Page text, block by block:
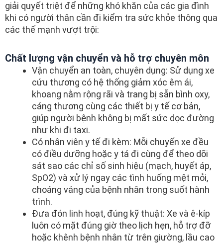
giải quyết triệt để những khó khăn của các gia đình
khi có người thân cần đi kiểm tra sức khỏe thông qua
các thế mạnh vượt trội:
Chất lượng vận chuyển và hỗ trợ chuyên môn
Vận chuyển an toàn, chuyên dụng: Sử dụng xe
cứu thương có hệ thống giảm xóc êm ái,
khoang nằm rộng rãi và trang bị sẵn bình oxy,
cáng thương cùng các thiết bị y tế cơ bản,
giúp người bệnh không bị mất sức dọc đường
như khi đi taxi.
Có nhân viên y tế đi kèm: Mỗi chuyến xe đều
có điều dưỡng hoặc y tá đi cùng để theo dõi
sát sao các chỉ số sinh hiệu (mạch, huyết áp,
SpO2) và xử lý ngay các tình huống mệt mỏi,
choáng váng của bệnh nhân trong suốt hành
trình.
Đưa đón linh hoạt, đúng kỹ thuật: Xe và ê-kíp
luôn có mặt đúng giờ theo lịch hẹn, hỗ trợ đỡ
hoặc khênh bệnh nhân từ trên giường, lầu cao